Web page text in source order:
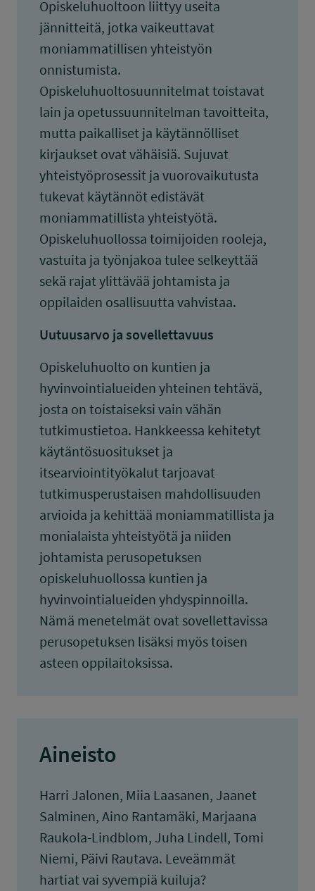
Opiskeluhuoltoon liittyy useita
jännitteitä, jotka vaikeuttavat
moniammatillisen yhteistyön
onnistumista.
Opiskeluhuoltosuunnitelmat toistavat
lain ja opetussuunnitelman tavoitteita,
mutta paikalliset ja käytännölliset
kirjaukset ovat vähäisiä. Sujuvat
yhteistyöprosessit ja vuorovaikutusta
tukevat käytännöt edistävät
moniammatillista yhteistyötä.
Opiskeluhuollossa toimijoiden rooleja,
vastuita ja työnjakoa tulee selkeyttää
sekä rajat ylittävää johtamista ja
oppilaiden osallisuutta vahvistaa.
Uutuusarvo ja sovellettavuus
Opiskeluhuolto on kuntien ja
hyvinvointialueiden yhteinen tehtävä,
josta on toistaiseksi vain vähän
tutkimustietoa. Hankkeessa kehitetyt
käytäntösuositukset ja
itsearviointityökalut tarjoavat
tutkimusperustaisen mahdollisuuden
arvioida ja kehittää moniammatillista ja
monialaista yhteistyötä ja niiden
johtamista perusopetuksen
opiskeluhuollossa kuntien ja
hyvinvointialueiden yhdyspinnoilla.
Nämä menetelmät ovat sovellettavissa
perusopetuksen lisäksi myös toisen
asteen oppilaitoksissa.
Aineisto
Harri Jalonen, Miia Laasanen, Jaanet
Salminen, Aino Rantamäki, Marjaana
Raukola-Lindblom, Juha Lindell, Tomi
Niemi, Päivi Rautava. Leveämmät
hartiat vai syvempiä kuiluja?